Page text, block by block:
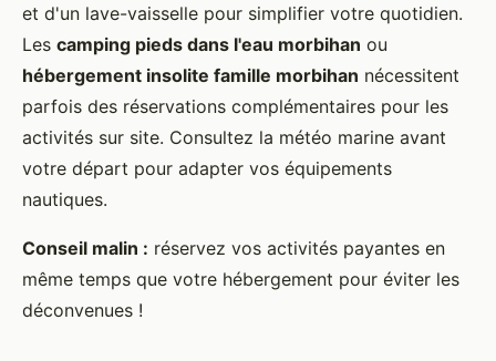
et d'un lave-vaisselle pour simplifier votre quotidien.
Les camping pieds dans l'eau morbihan ou
hébergement insolite famille morbihan nécessitent
parfois des réservations complémentaires pour les
activités sur site. Consultez la météo marine avant
votre départ pour adapter vos équipements
nautiques.
Conseil malin : réservez vos activités payantes en
même temps que votre hébergement pour éviter les
déconvenues !